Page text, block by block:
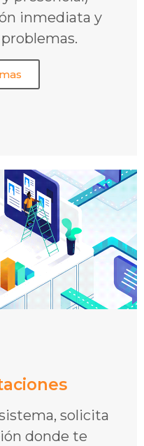
inmediata y
solicita
donde te